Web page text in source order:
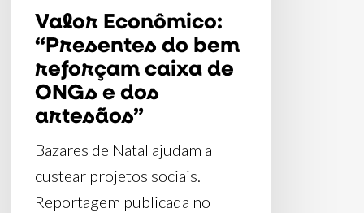
ONGs
artesãos”
Valor Econômico:
“Presentes do bem
reforçam caixa de
ONGs e dos
artesãos”
Bazares de Natal ajudam a
custear projetos sociais.
Reportagem publicada no